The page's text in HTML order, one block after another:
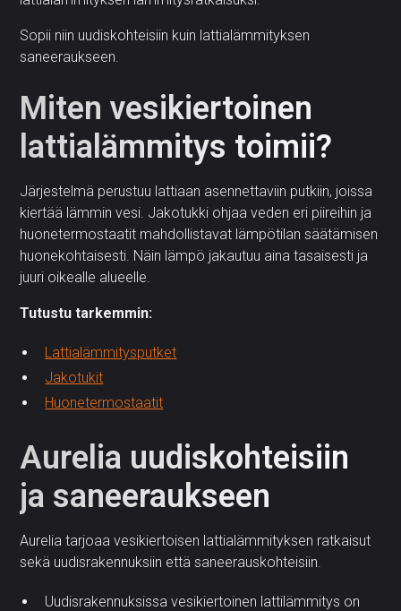
Sopii niin uudiskohteisiin kuin lattialämmityksen
saneeraukseen.
Miten vesikiertoinen
lattialämmitys toimii?
Järjestelmä perustuu lattiaan asennettaviin putkiin, joissa
kiertää lämmin vesi. Jakotukki ohjaa veden eri piireihin ja
huonetermostaatit mahdollistavat lämpötilan säätämisen
huonekohtaisesti. Näin lämpö jakautuu aina tasaisesti ja
juuri oikealle alueelle.
Tutustu tarkemmin:
Lattialämmitysputket
Jakotukit
Huonetermostaatit
Aurelia uudiskohteisiin
ja saneeraukseen
Aurelia tarjoaa vesikiertoisen lattialämmityksen ratkaisut
sekä uudisrakennuksiin että saneerauskohteisiin.
Uudisrakennuksissa vesikiertoinen lattilämmitys on